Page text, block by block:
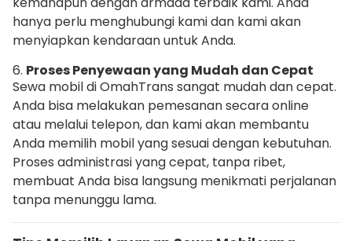
hanya perlu menghubungi kami dan kami akan
menyiapkan kendaraan untuk Anda.
6. Proses Penyewaan yang Mudah dan Cepat
Sewa mobil di OmahTrans sangat mudah dan cepat.
Anda bisa melakukan pemesanan secara online
atau melalui telepon, dan kami akan membantu
Anda memilih mobil yang sesuai dengan kebutuhan.
Proses administrasi yang cepat, tanpa ribet,
membuat Anda bisa langsung menikmati perjalanan
tanpa menunggu lama.